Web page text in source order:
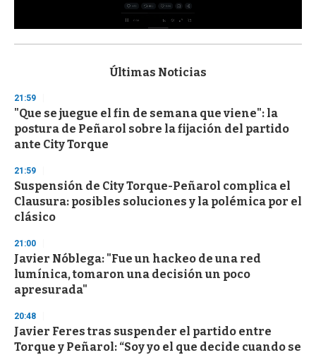
s
d
s
o
f
3
s
e
c
o
n
Últimas Noticias
21:59
"Que se juegue el fin de semana que viene": la
postura de Peñarol sobre la fijación del partido
ante City Torque
21:59
Suspensión de City Torque-Peñarol complica el
Clausura: posibles soluciones y la polémica por el
clásico
21:00
Javier Nóblega: "Fue un hackeo de una red
lumínica, tomaron una decisión un poco
apresurada"
20:48
Javier Feres tras suspender el partido entre
Torque y Peñarol: “Soy yo el que decide cuando se